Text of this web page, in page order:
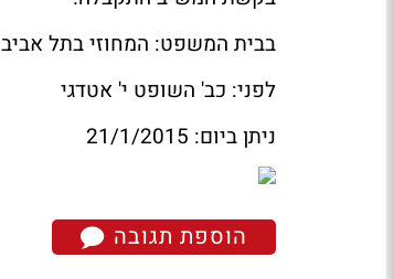
בבית המשפט: המחוזי בתל אביב
לפני: כב' השופט י' אטדגי
ניתן ביום: 21/1/2015
הוספת תגובה